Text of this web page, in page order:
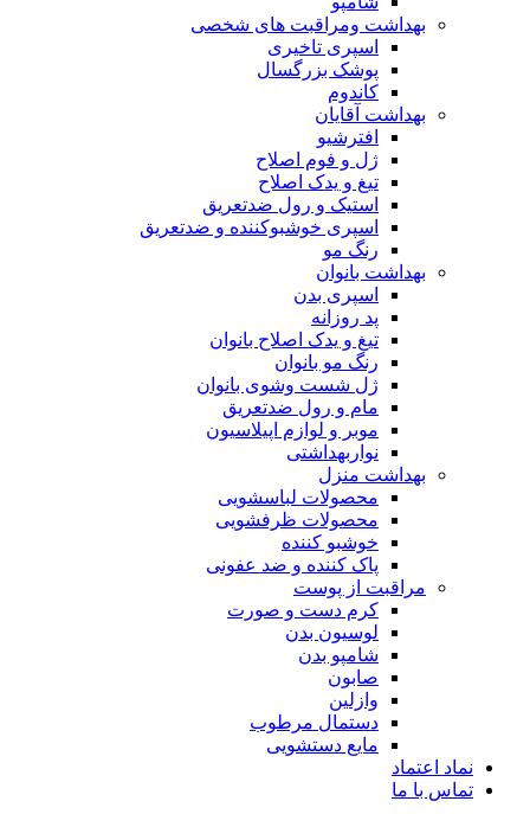
بهداشت ومراقبت های شخصی
اسپری تاخیری
پوشک بزرگسال
کاندوم
بهداشت آقایان
افترشیو
ژل و فوم اصلاح
تیغ و یدک اصلاح
استیک و رول ضدتعریق
اسپری خوشبوکننده و ضدتعریق
رنگ مو
بهداشت بانوان
اسپری بدن
پد روزانه
تیغ و یدک اصلاح بانوان
رنگ مو بانوان
ژل شست وشوی بانوان
مام و رول ضدتعریق
موبر و لوازم اپیلاسیون
نواربهداشتی
بهداشت منزل
محصولات لباسشویی
محصولات ظرفشویی
خوشبو کننده
پاک کننده و ضد عفونی
مراقبت از پوست
کرم دست و صورت
لوسیون بدن
شامپو بدن
صابون
وازلین
دستمال مرطوب
مایع دستشویی
نماد اعتماد
تماس با ما